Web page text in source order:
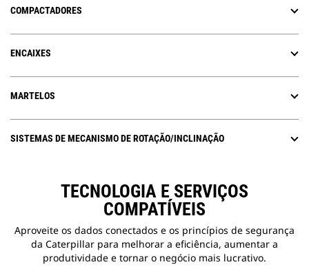
COMPACTADORES
ENCAIXES
MARTELOS
SISTEMAS DE MECANISMO DE ROTAÇÃO/INCLINAÇÃO
TECNOLOGIA E SERVIÇOS
COMPATÍVEIS
Aproveite os dados conectados e os princípios de segurança
da Caterpillar para melhorar a eficiência, aumentar a
produtividade e tornar o negócio mais lucrativo.